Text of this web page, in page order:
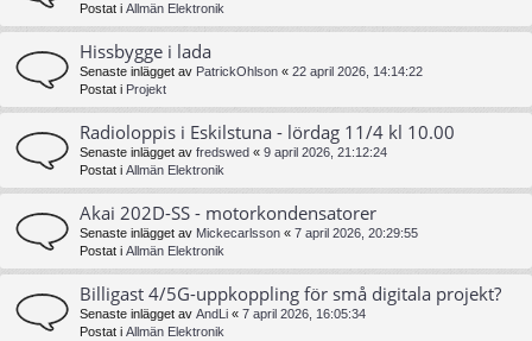
Postat i Allmän Elektronik
Hissbygge i lada
Senaste inlägget av PatrickOhlson « 22 april 2026, 14:14:22
Postat i Projekt
Radioloppis i Eskilstuna - lördag 11/4 kl 10.00
Senaste inlägget av fredswed « 9 april 2026, 21:12:24
Postat i Allmän Elektronik
Akai 202D-SS - motorkondensatorer
Senaste inlägget av Mickecarlsson « 7 april 2026, 20:29:55
Postat i Allmän Elektronik
Billigast 4/5G-uppkoppling för små digitala projekt?
Senaste inlägget av AndLi « 7 april 2026, 16:05:34
Postat i Allmän Elektronik